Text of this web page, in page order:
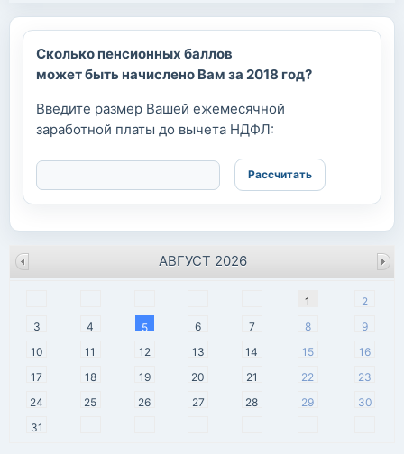
Сколько пенсионных баллов
может быть начислено Вам за 2018 год?
Введите размер Вашей ежемесячной
заработной платы до вычета НДФЛ:
1
2
3
4 5 6 7 8
9
10
11 12 13 14 15
16
17
18 19 20 21 22
23
24
25 26 27 28 29
30
31
АВГУСТ 2026